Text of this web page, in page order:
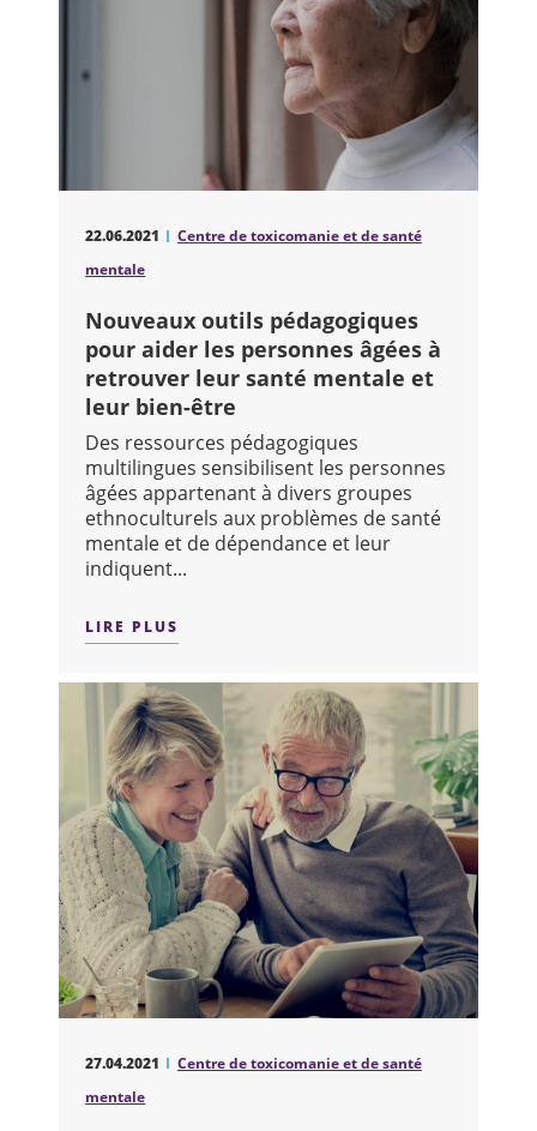
22.06.2021
Centre de toxicomanie et de santé
mentale
Nouveaux outils pédagogiques
pour aider les personnes âgées à
retrouver leur santé mentale et
leur bien-être
Des ressources pédagogiques
multilingues sensibilisent les personnes
âgées appartenant à divers groupes
ethnoculturels aux problèmes de santé
mentale et de dépendance et leur
indiquent...
LIRE PLUS
27.04.2021
Centre de toxicomanie et de santé
mentale